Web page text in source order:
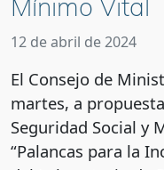
12 de abril de 2024
El Consejo de
martes, a
Seguridad Social y
“Palancas para la